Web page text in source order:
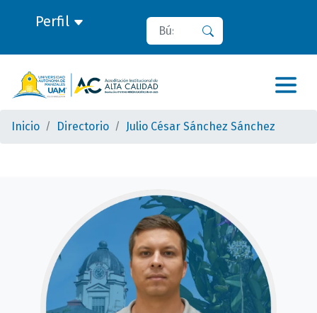
Perfil Buscar
Inicio Directorio Julio César Sánchez Sánchez